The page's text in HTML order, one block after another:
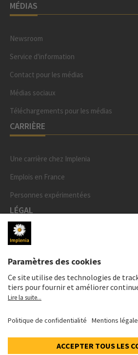
MÉDIAS
Newsroom
Service d'information
Contact pour les médias
Médias sociaux
Téléchargements pour les médias
CARRIÈRE
Une carrière chez Implenia
Emplois en France
Personnes expérimentées
LÉGAL
Mentions légales
Données personnelles
Déclaration sur les cookies et social media
Paramètres de confidentialité